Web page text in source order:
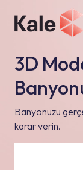
3D
Banyonuzu
karar verin.